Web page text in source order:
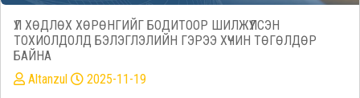
ҮЛ ХӨДЛӨХ ХӨРӨНГИЙГ БОДИТООР ШИЛЖҮҮЛСЭН
ТОХИОЛДОЛД БЭЛЭГЛЭЛИЙН ГЭРЭЭ ХҮЧИН ТӨГӨЛДӨР
БАЙНА
Altanzul
2025-11-19